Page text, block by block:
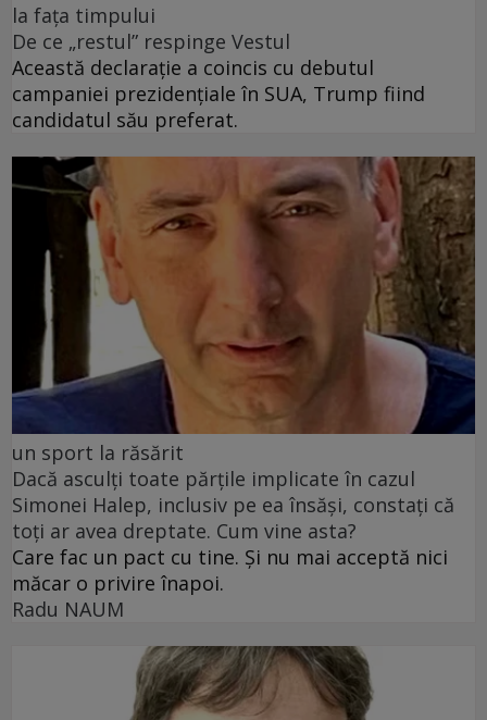
la fața timpului
De ce „restul” respinge Vestul
Această declarație a coincis cu debutul
campaniei prezidențiale în SUA, Trump fiind
candidatul său preferat.
un sport la răsărit
Dacă asculți toate părțile implicate în cazul
Simonei Halep, inclusiv pe ea însăși, constați că
toți ar avea dreptate. Cum vine asta?
Care fac un pact cu tine. Și nu mai acceptă nici
măcar o privire înapoi.
Radu NAUM